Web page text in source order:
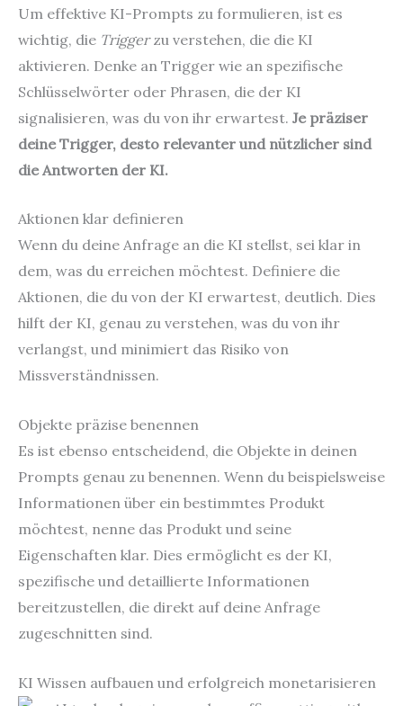
Um effektive KI-Prompts zu formulieren, ist es
wichtig, die Triggerzu verstehen, die die KI
aktivieren. Denke an Trigger wie an spezifische
Schlüsselwörter oder Phrasen, die der KI
signalisieren, was du von ihr erwartest. Je präziser
deine Trigger, desto relevanter und nützlicher sind
die Antworten der KI.
Aktionen klar definieren
Wenn du deine Anfrage an die KI stellst, sei klar in
dem, was du erreichen möchtest. Definiere die
Aktionen, die du von der KI erwartest, deutlich. Dies
hilft der KI, genau zu verstehen, was du von ihr
verlangst, und minimiert das Risiko von
Missverständnissen.
Objekte präzise benennen
Es ist ebenso entscheidend, die Objekte in deinen
Prompts genau zu benennen. Wenn du beispielsweise
Informationen über ein bestimmtes Produkt
möchtest, nenne das Produkt und seine
Eigenschaften klar. Dies ermöglicht es der KI,
spezifische und detaillierte Informationen
bereitzustellen, die direkt auf deine Anfrage
zugeschnitten sind.
KI Wissen aufbauen und erfolgreich monetarisieren